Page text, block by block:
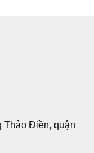
Thảo Điền, quận